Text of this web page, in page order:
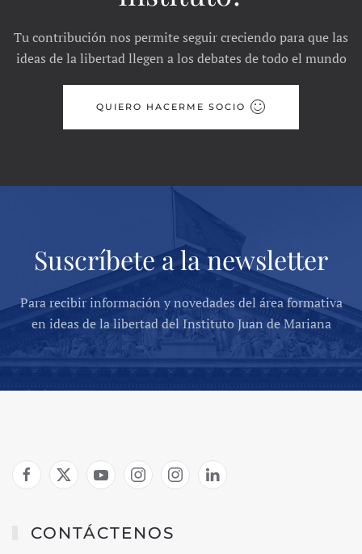
Tu contribución nos permite seguir creciendo para que las
ideas de la libertad llegen a los debates de todo el mundo
QUIERO HACERME SOCIO
Suscríbete a la newsletter
Para recibir información y novedades del área formativa
en ideas de la libertad del Instituto Juan de Mariana
CONTÁCTENOS